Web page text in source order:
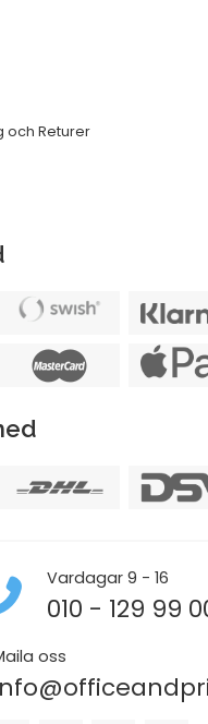
och Returer
Vardagar 9 - 16
010 - 129 99
oss